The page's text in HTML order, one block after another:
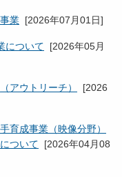
業 [2026年07月01日]
について [2026年05月
アウトリーチ） [2026
育成事業（映像分野）
ついて [2026年04月08